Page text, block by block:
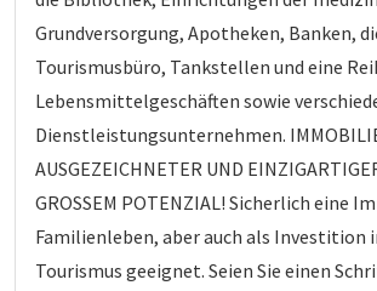
Grundversorgung, Apotheken, Banken,
Tourismusbüro, Tankstellen und eine
Lebensmittelgeschäften sowie
Dienstleistungsunternehmen.
AUSGEZEICHNETER UND
GROSSEM POTENZIAL! Sicherlich eine
Familienleben, aber auch als Investition
Tourismus geeignet. Seien Sie einen